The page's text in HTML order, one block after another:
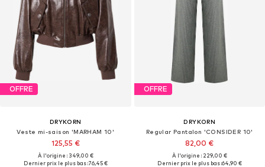
OFFRE
DRYKORN
Veste mi-saison 'MARHAM 10'
125,55 €
À l'origine : 349,00 €
Dernier prix le plus bas :76,45 €
OFFRE
DRYKORN
Regular Pantalon 'CONSIDER 10'
82,00 €
À l'origine : 229,00 €
Dernier prix le plus bas :64,90 €